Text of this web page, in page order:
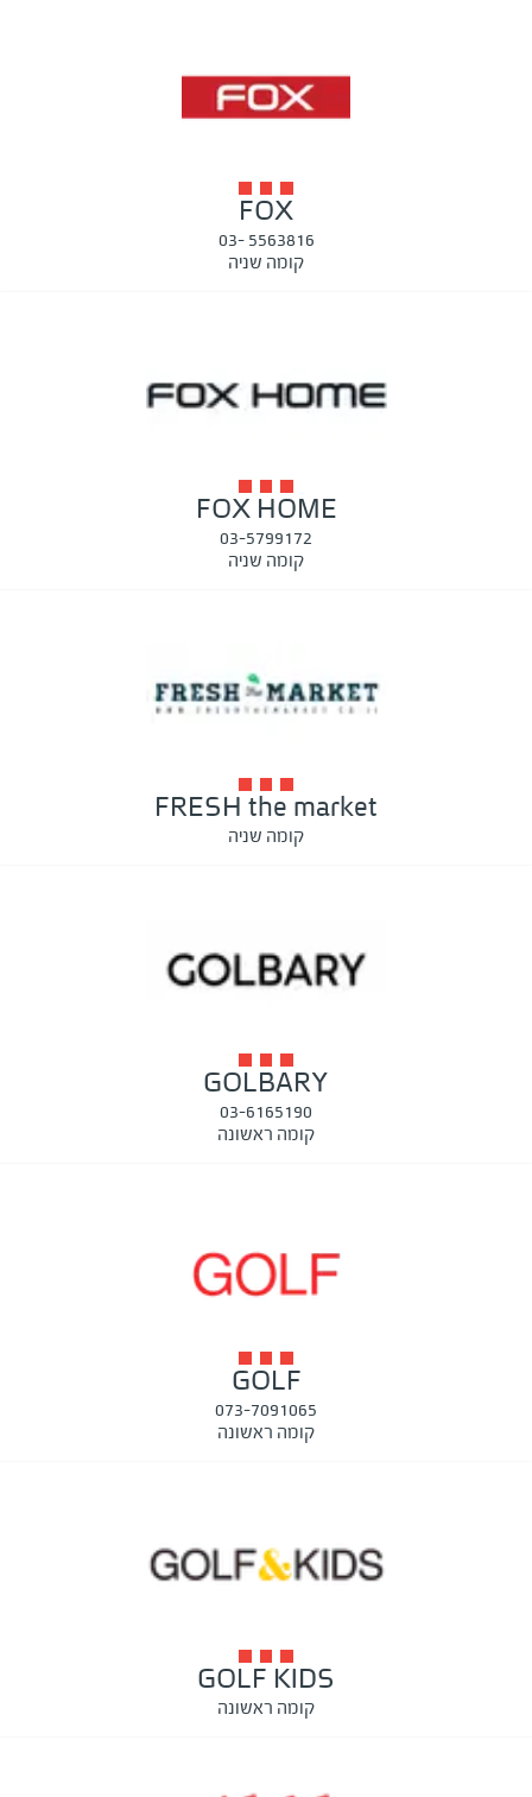
FOX
5563816 -03
קומה שניה
FOX HOME
03-5799172
קומה שניה
FRESH the market
קומה שניה
GOLBARY
03-6165190
קומה ראשונה
GOLF
073-7091065
קומה ראשונה
GOLF KIDS
קומה ראשונה